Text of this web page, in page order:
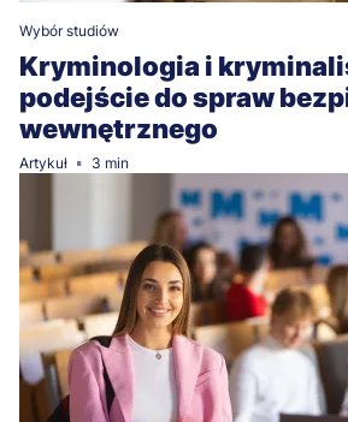
Wybór studiów
Kryminologia i
podejście do spraw
wewnętrznego
Artykuł 3 min